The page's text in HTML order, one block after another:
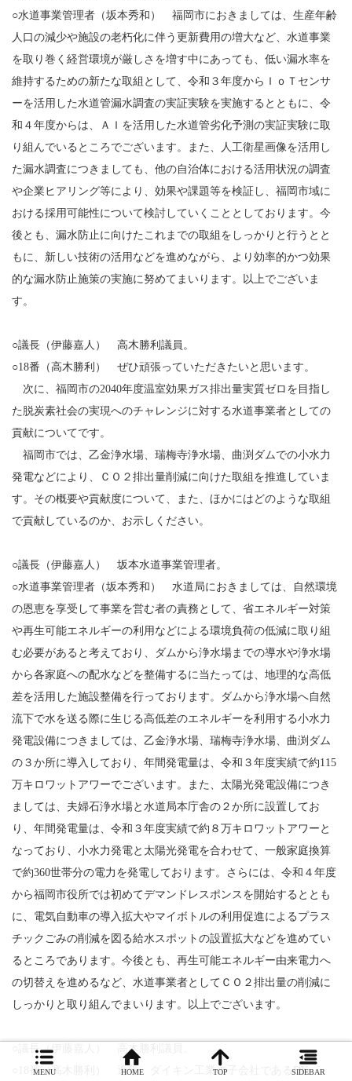
○水道事業管理者（坂本秀和） 福岡市におきましては、生産年齢
人口の減少や施設の老朽化に伴う更新費用の増大など、水道事業
を取り巻く経営環境が厳しさを増す中にあっても、低い漏水率を
維持するための新たな取組として、令和３年度からＩｏＴセンサ
ーを活用した水道管漏水調査の実証実験を実施するとともに、令
和４年度からは、ＡＩを活用した水道管劣化予測の実証実験に取
り組んでいるところでございます。また、人工衛星画像を活用し
た漏水調査につきましても、他の自治体における活用状況の調査
や企業ヒアリング等により、効果や課題等を検証し、福岡市域に
おける採用可能性について検討していくこととしております。今
後とも、漏水防止に向けたこれまでの取組をしっかりと行うとと
もに、新しい技術の活用などを進めながら、より効率的かつ効果
的な漏水防止施策の実施に努めてまいります。以上でございま
す。
○議長（伊藤嘉人） 高木勝利議員。
○18番（高木勝利） ぜひ頑張っていただきたいと思います。
次に、福岡市の2040年度温室効果ガス排出量実質ゼロを目指し
た脱炭素社会の実現へのチャレンジに対する水道事業者としての
貢献についてです。
福岡市では、乙金浄水場、瑞梅寺浄水場、曲渕ダムでの小水力
発電などにより、ＣＯ２排出量削減に向けた取組を推進していま
す。その概要や貢献度について、また、ほかにはどのような取組
で貢献しているのか、お示しください。
○議長（伊藤嘉人） 坂本水道事業管理者。
○水道事業管理者（坂本秀和） 水道局におきましては、自然環境
の恩恵を享受して事業を営む者の責務として、省エネルギー対策
や再生可能エネルギーの利用などによる環境負荷の低減に取り組
む必要があると考えており、ダムから浄水場までの導水や浄水場
から各家庭への配水などを整備するに当たっては、地理的な高低
差を活用した施設整備を行っております。ダムから浄水場へ自然
流下で水を送る際に生じる高低差のエネルギーを利用する小水力
発電設備につきましては、乙金浄水場、瑞梅寺浄水場、曲渕ダム
の３か所に導入しており、年間発電量は、令和３年度実績で約115
万キロワットアワーでございます。また、太陽光発電設備につき
ましては、夫婦石浄水場と水道局本庁舎の２か所に設置してお
り、年間発電量は、令和３年度実績で約８万キロワットアワーと
なっており、小水力発電と太陽光発電を合わせて、一般家庭換算
で約360世帯分の電力を発電しております。さらには、令和４年度
から福岡市役所では初めてデマンドレスポンスを開始するととも
に、電気自動車の導入拡大やマイボトルの利用促進によるプラス
チックごみの削減を図る給水スポットの設置拡大などを進めてい
るところであります。今後とも、再生可能エネルギー由来電力へ
の切替えを進めるなど、水道事業者としてＣＯ２排出量の削減に
しっかりと取り組んでまいります。以上でございます。
○議長（伊藤嘉人） 高木勝利議員。
○18番（高木勝利） 近年、ダイキン工業の子会社であるDK-
MENU HOME TOP SIDEBAR